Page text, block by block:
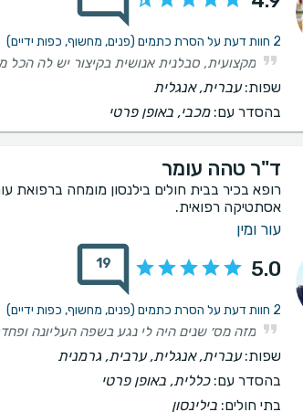
2 חוות דעת על הסרת כתמים (פנים, מחשוף, כפות ידיים)
שפות:עברית, אנגלית
בהסדר עם:מכבי, באופן פרטי
ד"ר טהה עומר
רופא בכיר בבית חולים בילנסון מומחה ברפואת
אסתטיקה רפואית.
עור ומין
5.0
19
2 חוות דעת על הסרת כתמים (פנים, מחשוף, כפות ידיים)
שפות:עברית, אנגלית, ערבית, גרמנית
בהסדר עם:כללית, באופן פרטי
בתי חולים: בילינסון